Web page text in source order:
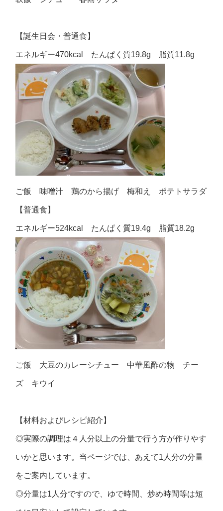
【誕生日会・普通食】
エネルギー470kcal たんぱく質19.8g 脂質11.8g
ご飯 味噌汁 鶏のから揚げ 梅和え ポテトサラダ
【普通食】
エネルギー524kcal たんぱく質19.4g 脂質18.2g
ご飯 大豆のカレーシチュー 中華風酢の物 チー
ズ キウイ
【材料およびレシピ紹介】
◎実際の調理は４人分以上の分量で行う方が作りやす
いかと思います。当ページでは、あえて1人分の分量
をご案内しています。
◎分量は1人分ですので、ゆで時間、炒め時間等は短